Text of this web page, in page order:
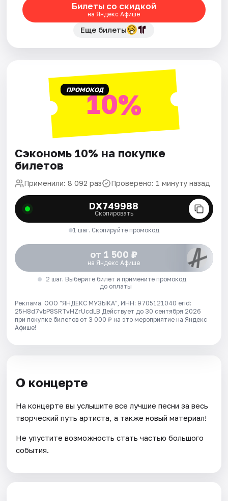
Билеты со скидкой
на Яндекс Афише
Еще билеты
ПРОМОКОД10%
Сэкономь 10% на покупке
билетов
Применили: 8 092 раз Проверено: 1 минуту назад
DX749988
Скопировать
1 шаг. Скопируйте промокод
от 1 500 ₽
на Яндекс Афише
2 шаг. Выберите билет и примените промокод
до оплаты
Реклама. ООО "ЯНДЕКС МУЗЫКА", ИНН: 9705121040 erid:
25H8d7vbP8SRTvHZrUcdLB Действует до 30 сентября 2026
при покупке билетов от 3 000 ₽ на это мероприятие на Яндекс
Афише!
О концерте
На концерте вы услышите все лучшие песни за весь
творческий путь артиста, а также новый материал!
Не упустите возможность стать частью большого
события.